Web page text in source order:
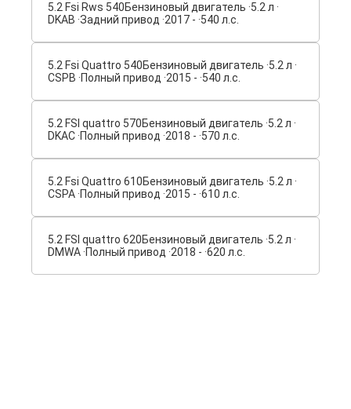
5.2 Fsi Rws 540Бензиновый двигатель ·5.2 л ·
DKAB ·Задний привод ·2017 - ·540 л.с.
5.2 Fsi Quattro 540Бензиновый двигатель ·5.2 л ·
CSPB ·Полный привод ·2015 - ·540 л.с.
5.2 FSI quattro 570Бензиновый двигатель ·5.2 л ·
DKAC ·Полный привод ·2018 - ·570 л.с.
5.2 Fsi Quattro 610Бензиновый двигатель ·5.2 л ·
CSPA ·Полный привод ·2015 - ·610 л.с.
5.2 FSI quattro 620Бензиновый двигатель ·5.2 л ·
DMWA ·Полный привод ·2018 - ·620 л.с.